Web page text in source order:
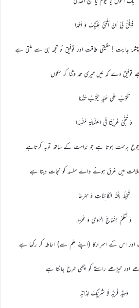
فَوَفِّقْ لِیْ اَنْ اُثْنِیْ عَلَیْکَ وَ اَحْمَدَا
ہدایت ! حقیقی طاقت اور توفیق تو تجھ ہی سے ملتی ہے
توفیق دے کہ مَیں تیری حمد وثنا کر سکوں
تَتُوْبُ عَلٰی عَبْدٍ یَّتُوْبُ تَنَدُّمًا
وَ تُنْجِیْ غَرِیْقًا فِی الضَّـلَالَۃِ مُفْسِدَا
برحمت ہوتا ہے جو ندامت کے ساتھ توبہ کرتاہے
میں غرق ہونے والے مفسد کو نجات دیتا ہے
تُحِیْطُ بِکُنْہِ الْکَائِنَاتِ وَ سِرِّھَا
وَ تَعْلَمُ مِنْھَاجَ السِّوٰی وَ مُحَرَّدَا
اور اس کے اسرارکا (اپنے علم سے) احاطہ کر رکھا ہے
اور ٹیڑھے راستے کو اچھی طرح جانتا ہے
وَحِیْدٌ فَرِیْدٌ لَا شَرِیْکَ لِذَاتِہٖ